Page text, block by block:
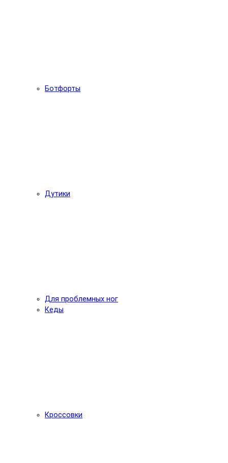
Ботфорты
Дутики
Для проблемных ног
Кеды
Кроссовки